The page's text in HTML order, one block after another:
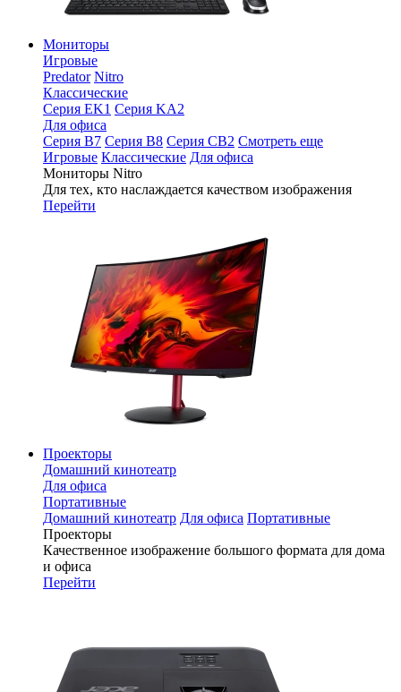
Мониторы
Игровые
Predator Nitro
Классические
Серия EK1 Серия KA2
Для офиса
Серия B7 Серия B8 Серия CB2 Смотреть еще
Игровые Классические Для офиса
Мониторы Nitro
Для тех, кто наслаждается качеством изображения
Перейти
Проекторы
Домашний кинотеатр
Для офиса
Портативные
Домашний кинотеатр Для офиса Портативные
Проекторы
Качественное изображение большого формата для дома
и офиса
Перейти